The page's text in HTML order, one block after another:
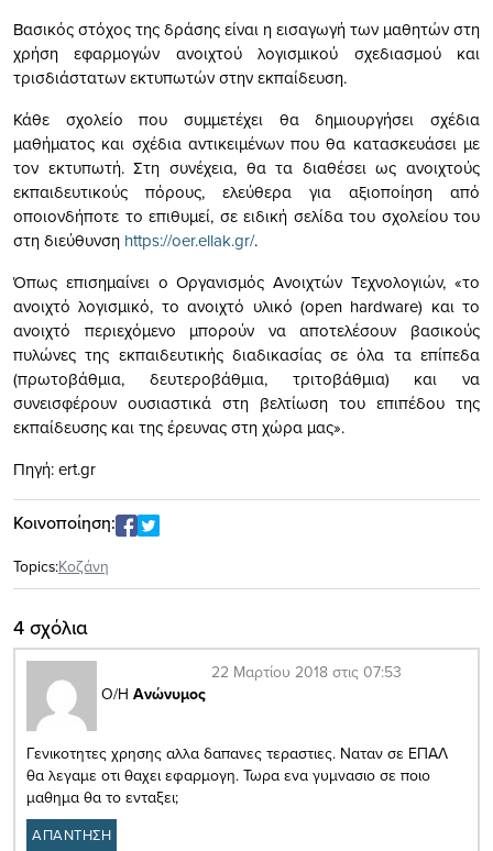
Βασικός στόχος της δράσης είναι η εισαγωγή των μαθητών στη
χρήση εφαρμογών ανοιχτού λογισμικού σχεδιασμού και
τρισδιάστατων εκτυπωτών στην εκπαίδευση.
Κάθε σχολείο που συμμετέχει θα δημιουργήσει σχέδια
μαθήματος και σχέδια αντικειμένων που θα κατασκευάσει με
τον εκτυπωτή. Στη συνέχεια, θα τα διαθέσει ως ανοιχτούς
εκπαιδευτικούς πόρους, ελεύθερα για αξιοποίηση από
οποιονδήποτε το επιθυμεί, σε ειδική σελίδα του σχολείου του
στη διεύθυνση https://oer.ellak.gr/.
Όπως επισημαίνει ο Οργανισμός Ανοιχτών Τεχνολογιών, «το
ανοιχτό λογισμικό, το ανοιχτό υλικό (open hardware) και το
ανοιχτό περιεχόμενο μπορούν να αποτελέσουν βασικούς
πυλώνες της εκπαιδευτικής διαδικασίας σε όλα τα επίπεδα
(πρωτοβάθμια, δευτεροβάθμια, τριτοβάθμια) και να
συνεισφέρουν ουσιαστικά στη βελτίωση του επιπέδου της
εκπαίδευσης και της έρευνας στη χώρα μας».
Πηγή: ert.gr
Κοινοποίηση:
Topics:Κοζάνη
4 σχόλια
Ο/Η Ανώνυμος
22 Μαρτίου 2018 στις 07:53
Γενικοτητες χρησης αλλα δαπανες τεραστιες. Ναταν σε ΕΠΑΛ
θα λεγαμε οτι θαχει εφαρμογη. Τωρα ενα γυμνασιο σε ποιο
μαθημα θα το ενταξει;
ΑΠΑΝΤΗΣΗ